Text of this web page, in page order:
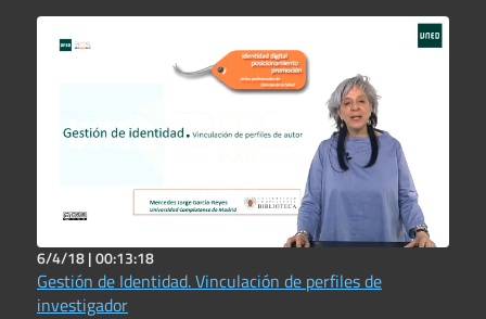
6/4/18 |00:13:18
Gestión de Identidad. Vinculación de perfiles de
investigador